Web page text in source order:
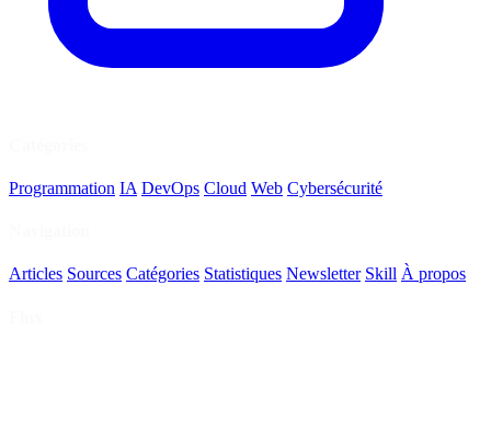
Programmation IA DevOps Cloud Web Cybersécurité
Articles Sources Catégories Statistiques Newsletter Skill À propos